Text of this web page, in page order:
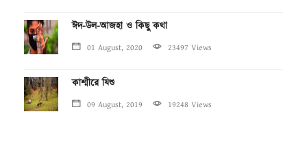
ঈদ-উল-আজহা ও কিছু কথা
01 August, 2020 23497 Views
কাশ্মীরে যিশু
09 August, 2019 19248 Views